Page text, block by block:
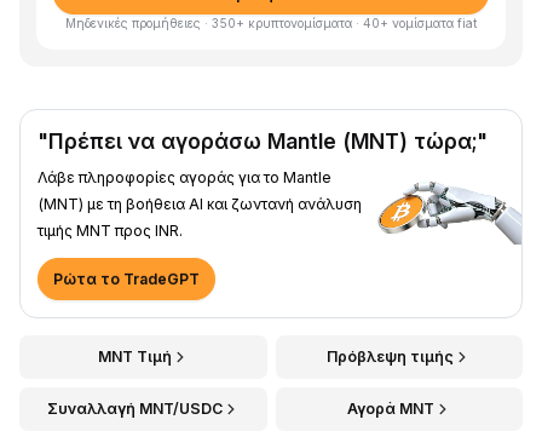
Μηδενικές προμήθειες · 350+ κρυπτονομίσματα · 40+ νομίσματα fiat
"Πρέπει να αγοράσω Mantle (MNT) τώρα;"
Λάβε πληροφορίες αγοράς για το Mantle
(MNT) με τη βοήθεια AI και ζωντανή ανάλυση
τιμής MNT προς INR.
Ρώτα το TradeGPT
MNT Τιμή Πρόβλεψη τιμής
Συναλλαγή MNT/USDC Αγορά MNT